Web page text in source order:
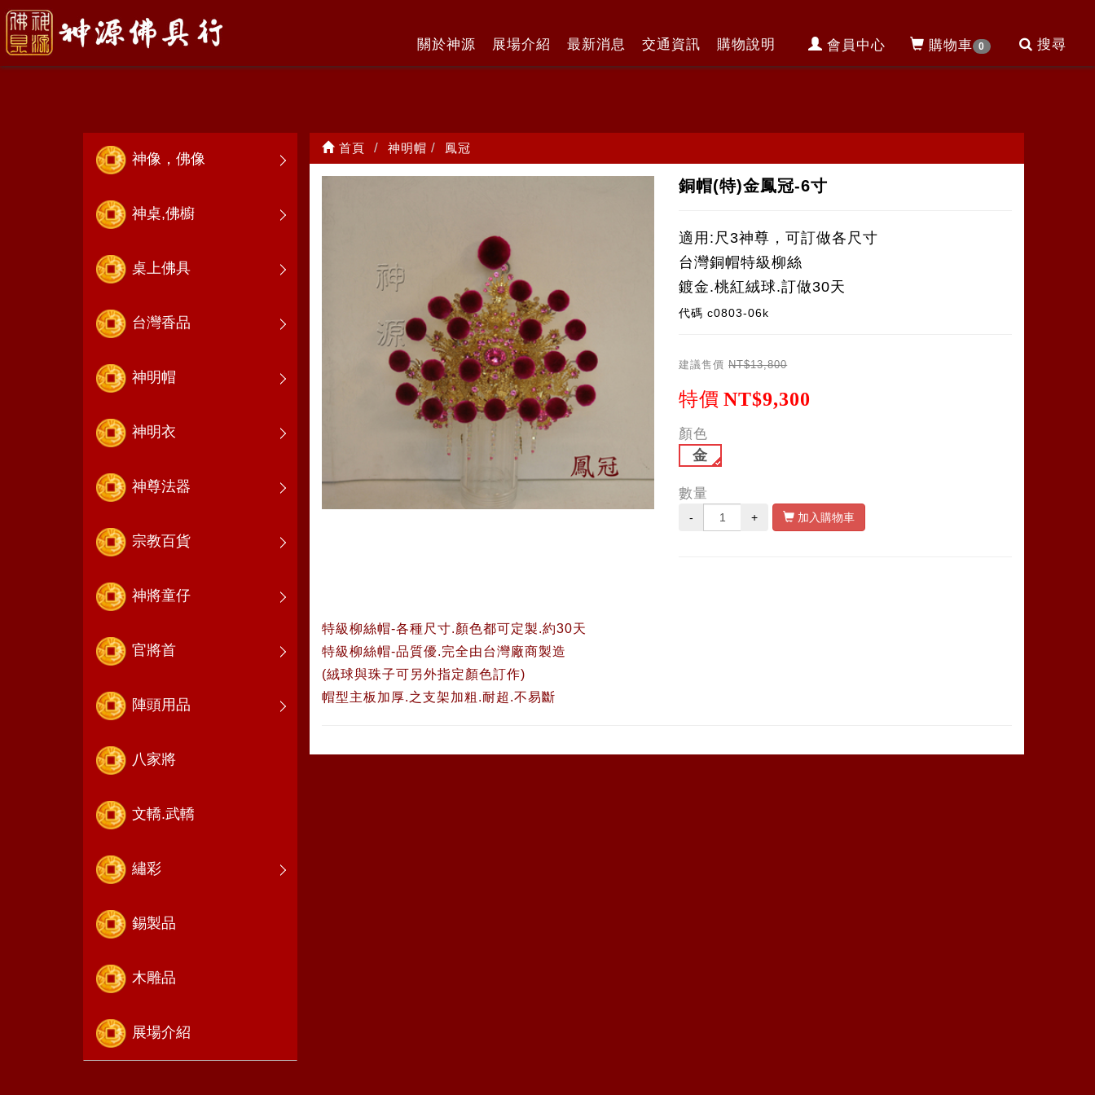
會員中心 購物車 0 搜尋
關於神源 展場介紹 最新消息 交通資訊 購物說明
鳳冠
神像，佛像
神桌,佛櫥
桌上佛具
台灣香品
神明帽
神明衣
神尊法器
宗教百貨
神將童仔
官將首
陣頭用品
八家將
文轎.武轎
繡彩
錫製品
木雕品
展場介紹
首頁 神明帽 鳳冠
銅帽(特)金鳳冠-6寸
適用:尺3神尊，可訂做各尺寸
台灣銅帽特級柳絲
鍍金.桃紅絨球.訂做30天
代碼c0803-06k
建議售價 NT$13,800
特價 NT$9,300
顏色
金
數量
- + 加入購物車
特級柳絲帽-各種尺寸.顏色都可定製.約30天
特級柳絲帽-品質優.完全由台灣廠商製造
(絨球與珠子可另外指定顏色訂作)
帽型主板加厚.之支架加粗.耐超.不易斷